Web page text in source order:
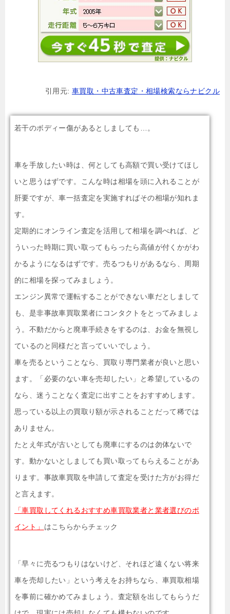
引用元: 車買取・中古車査定・相場検索ならナビクル
若干のボディー傷があるとしましても…。
車を手放したい時は、何としても高額で買い受けてほし
いと思うはずです。こんな時は相場を頭に入れることが
肝要ですが、車一括査定を実施すればその相場が知れま
す。
定期的にオンライン査定を活用して相場を調べれば、ど
ういった時期に買い取ってもらったら高値が付くかがわ
かるようになるはずです。売るつもりがあるなら、周期
的に相場を探ってみましょう。
エンジン異常で運転することができない車だとしまして
も、是非事故車買取業者にコンタクトをとってみましょ
う。不動だからと廃車手続きをするのは、お金を無視し
ているのと同様だと言っていいでしょう。
車を売るということなら、買取り専門業者が良いと思い
ます。「必要のない車を売却したい」と希望しているの
なら、迷うことなく査定に出すことをおすすめします。
思っている以上の買取り額が示されることだって稀では
ありません。
たとえ年式が古いとしても廃車にするのは勿体ないで
す。動かないとしましても買い取ってもらえることがあ
ります。事故車買取を申請して査定を受けた方がお得だ
と言えます。
「車買取してくれるおすすめ車買取業者と業者選びのポ
イント」 はこちらからチェック
「早々に売るつもりはないけど、それほど遠くない将来
車を売却したい」という考えをお持ちなら、車買取相場
を事前に確かめてみましょう。査定額を出してもらうだ